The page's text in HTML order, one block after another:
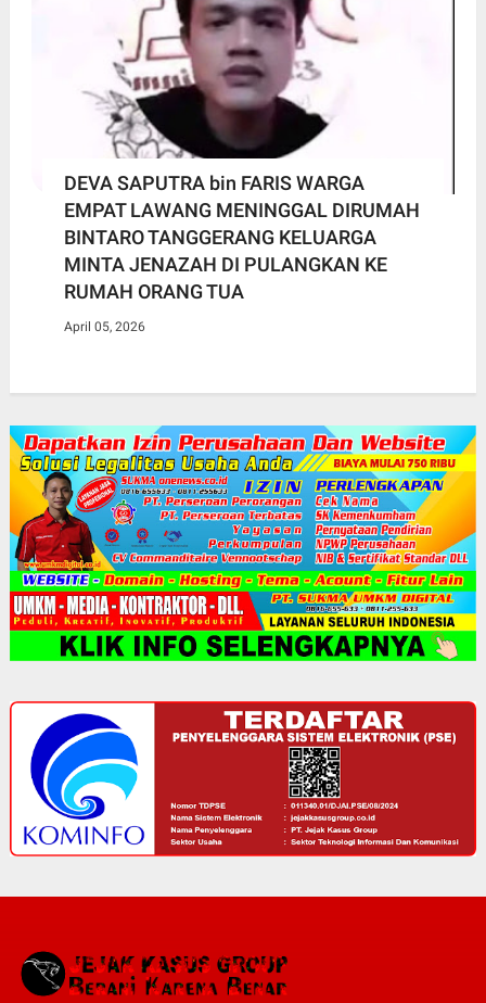
DEVA SAPUTRA bin FARIS WARGA
EMPAT LAWANG MENINGGAL DIRUMAH
BINTARO TANGGERANG KELUARGA
MINTA JENAZAH DI PULANGKAN KE
RUMAH ORANG TUA
April 05, 2026